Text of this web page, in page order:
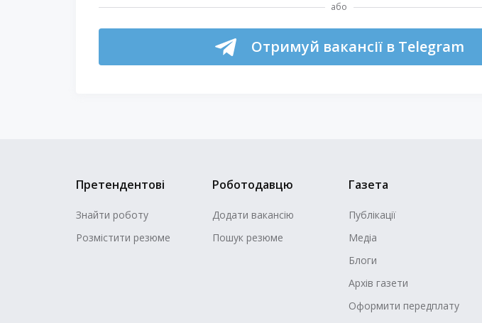
або
Отримуй вакансії в Telegram
Претендентові
Знайти роботу
Розмістити резюме
Роботодавцю
Додати вакансію
Пошук резюме
Газета
Публікації
Медіа
Блоги
Архів газети
Оформити передплату